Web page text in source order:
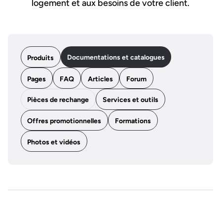
logement et aux besoins de votre client.
Produits Documentations et catalogues
Pages FAQ Articles Forum
Pièces de rechange Services et outils
Offres promotionnelles Formations
Photos et vidéos